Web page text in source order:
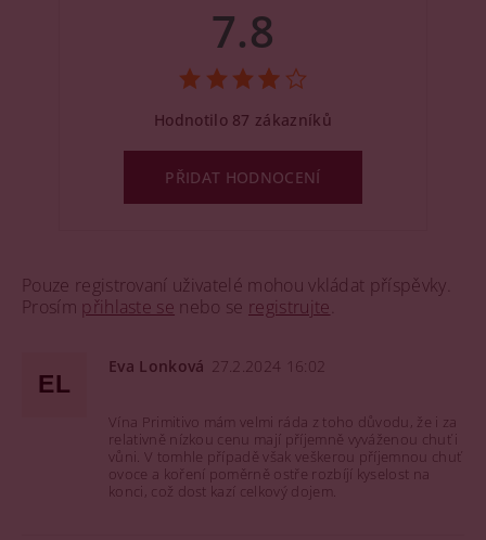
Pouze registrovaní uživatelé mohou vkládat příspěvky.
Prosím přihlaste se nebo se registrujte
EL
Eva Lonková 27.2.2024 16:02
Vína Primitivo mám velmi ráda z toho důvodu, že i za
relativně nízkou cenu mají příjemně vyváženou chuť i
vůni. V tomhle případě však veškerou příjemnou chuť
ovoce a koření poměrně ostře rozbíjí kyselost na
konci, což dost kazí celkový dojem.
7.8
Hodnotilo 87 zákazníků
PŘIDAT HODNOCENÍ